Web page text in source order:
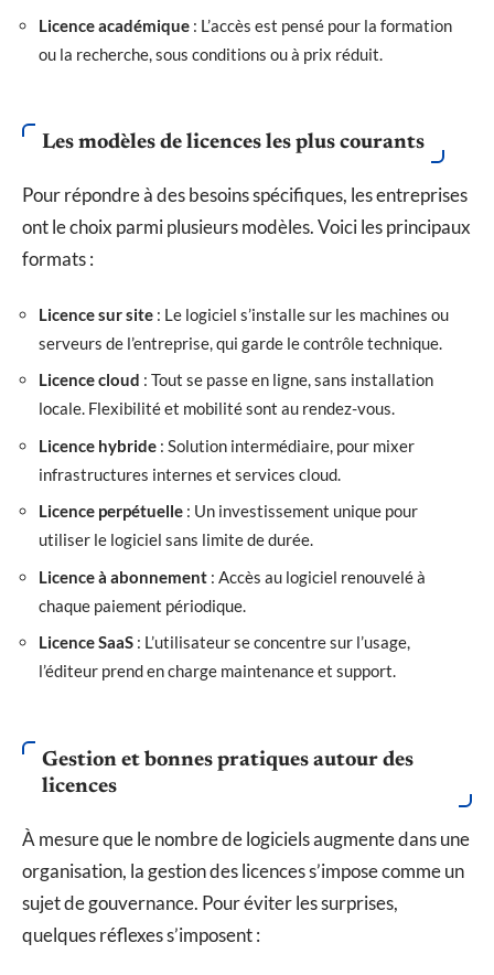
Licence académique : L’accès est pensé pour la formation
ou la recherche, sous conditions ou à prix réduit.
Les modèles de licences les plus courants
Pour répondre à des besoins spécifiques, les entreprises
ont le choix parmi plusieurs modèles. Voici les principaux
formats :
Licence sur site : Le logiciel s’installe sur les machines ou
serveurs de l’entreprise, qui garde le contrôle technique.
Licence cloud : Tout se passe en ligne, sans installation
locale. Flexibilité et mobilité sont au rendez-vous.
Licence hybride : Solution intermédiaire, pour mixer
infrastructures internes et services cloud.
Licence perpétuelle : Un investissement unique pour
utiliser le logiciel sans limite de durée.
Licence à abonnement : Accès au logiciel renouvelé à
chaque paiement périodique.
Licence SaaS : L’utilisateur se concentre sur l’usage,
l’éditeur prend en charge maintenance et support.
Gestion et bonnes pratiques autour des
licences
À mesure que le nombre de logiciels augmente dans une
organisation, la gestion des licences s’impose comme un
sujet de gouvernance. Pour éviter les surprises,
quelques réflexes s’imposent :